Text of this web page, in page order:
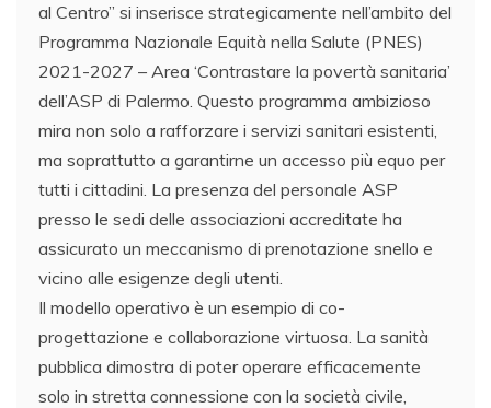
al Centro” si inserisce strategicamente nell’ambito del
Programma Nazionale Equità nella Salute (PNES)
2021-2027 – Area ‘Contrastare la povertà sanitaria’
dell’ASP di Palermo. Questo programma ambizioso
mira non solo a rafforzare i servizi sanitari esistenti,
ma soprattutto a garantirne un accesso più equo per
tutti i cittadini. La presenza del personale ASP
presso le sedi delle associazioni accreditate ha
assicurato un meccanismo di prenotazione snello e
vicino alle esigenze degli utenti.
​Il modello operativo è un esempio di co-
progettazione e collaborazione virtuosa. La sanità
pubblica dimostra di poter operare efficacemente
solo in stretta connessione con la società civile,